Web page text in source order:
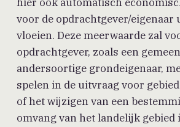
voor de opdrachtgever/eigenaar
vloeien. Deze meerwaarde zal
opdrachtgever, zoals een
andersoortige grondeigenaar,
spelen in de uitvraag voor
of het wijzigen van een
omvang van het landelijk